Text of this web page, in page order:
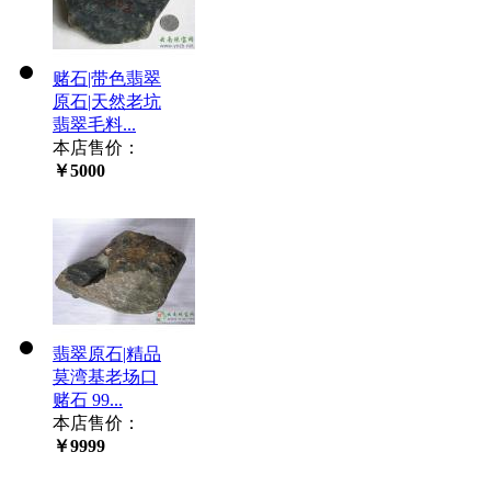
赌石|带色翡翠
原石|天然老坑
翡翠毛料...
本店售价：
￥5000
翡翠原石|精品
莫湾基老场口
赌石 99...
本店售价：
￥9999